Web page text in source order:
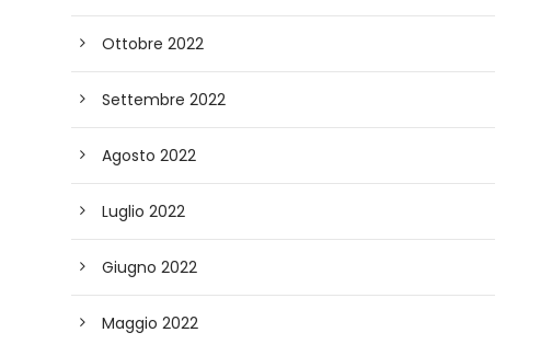
Ottobre 2022
Settembre 2022
Agosto 2022
Luglio 2022
Giugno 2022
Maggio 2022